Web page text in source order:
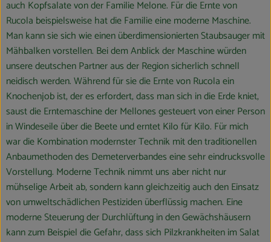
auch Kopfsalate von der Familie Melone. Für die Ernte von
Rucola beispielsweise hat die Familie eine moderne Maschine.
Man kann sie sich wie einen überdimensionierten Staubsauger mit
Mähbalken vorstellen. Bei dem Anblick der Maschine würden
unsere deutschen Partner aus der Region sicherlich schnell
neidisch werden. Während für sie die Ernte von Rucola ein
Knochenjob ist, der es erfordert, dass man sich in die Erde kniet,
saust die Erntemaschine der Mellones gesteuert von einer Person
in Windeseile über die Beete und erntet Kilo für Kilo. Für mich
war die Kombination modernster Technik mit den traditionellen
Anbaumethoden des Demeterverbandes eine sehr eindrucksvolle
Vorstellung. Moderne Technik nimmt uns aber nicht nur
mühselige Arbeit ab, sondern kann gleichzeitig auch den Einsatz
von umweltschädlichen Pestiziden überflüssig machen. Eine
moderne Steuerung der Durchlüftung in den Gewächshäusern
kann zum Beispiel die Gefahr, dass sich Pilzkrankheiten im Salat